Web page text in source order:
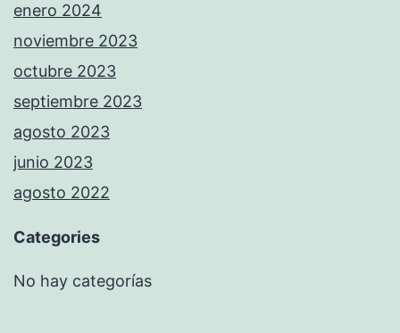
enero 2024
noviembre 2023
octubre 2023
septiembre 2023
agosto 2023
junio 2023
agosto 2022
Categories
No hay categorías